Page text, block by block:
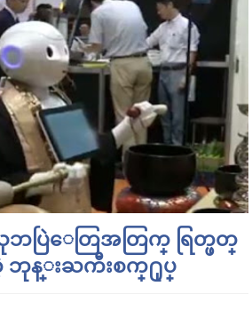
ဘပြဲေတြအတြက္ ရြတ္ဖတ္
ဘုန္းႀကီးစက္႐ုပ္